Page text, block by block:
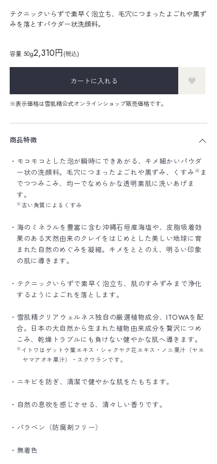
テクニックいらずで素早く泡立ち、毛穴につまったよごれや黒ず
みを落とすパウダー状洗顔料。
容量 50g2,310円(税込)
カートに入れる
※表示価格は雪肌精公式オンラインショップ販売価格です。
商品特徴
・モコモコとした泡が瞬時にできあがる、キメ細かいパウダ
ー状の洗顔料。毛穴につまったよごれや黒ずみ、くすみ ※ ま
でつつみこみ、均一でなめらかな透明素肌に洗いあげま
す。
※ 古い角質によるくすみ
・海のミネラルを豊富に含む沖縄石垣産海塩や、皮脂吸着効
果のある天然由来のクレイをはじめとした美しい地球に育
まれた自然のめぐみを凝縮。キメをととのえ、明るい印象
の肌に導きます。
・テクニックいらずで素早く泡立ち、肌のすみずみまで浄化
するようによごれを落とします。
・雪肌精クリアウェルネス独自の厳選植物成分、ITOWAを配
合。日本の大自然から生まれた植物由来成分を贅沢につめ
こみ、乾燥トラブルにも負けない健やかな肌へ導きます。
※ イトワはゲットウ葉エキス・シャクヤク花エキス・ノニ果汁（ヤエ
ヤマアオキ果汁）・スクワランです。
・ニキビを防ぎ、清潔で健やかな肌をたもちます。
・自然の息吹を感じさせる、清々しい香りです。
・パラベン（防腐剤フリー）
・無着色